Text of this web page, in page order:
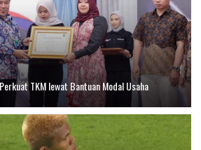
TKM lewat Bantuan Modal Usaha